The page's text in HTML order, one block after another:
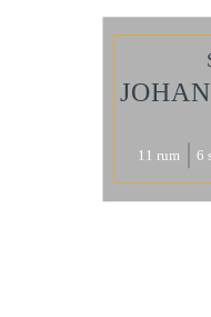
11 rum 6